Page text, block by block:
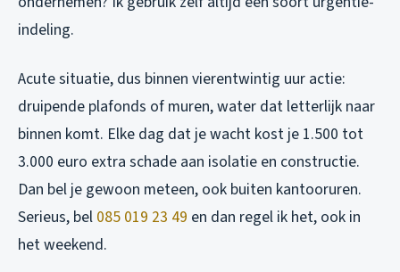
indeling.
Acute situatie, dus binnen vierentwintig uur actie:
druipende plafonds of muren, water dat letterlijk naar
binnen komt. Elke dag dat je wacht kost je 1.500 tot
3.000 euro extra schade aan isolatie en constructie.
Dan bel je gewoon meteen, ook buiten kantooruren.
Serieus, bel 085 019 23 49 en dan regel ik het, ook in
het weekend.